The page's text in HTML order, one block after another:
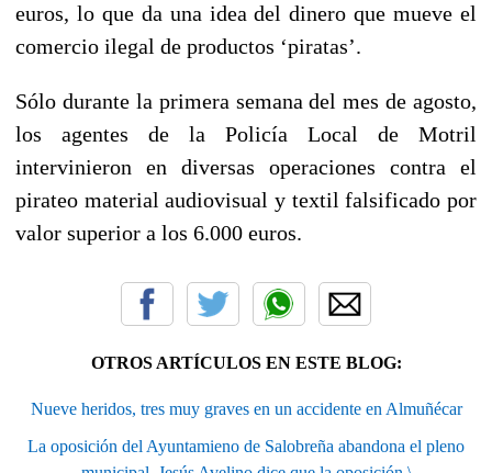
euros, lo que da una idea del dinero que mueve el
comercio ilegal de productos ‘piratas’.
Sólo durante la primera semana del mes de agosto,
los agentes de la Policía Local de Motril
intervinieron en diversas operaciones contra el
pirateo material audiovisual y textil falsificado por
valor superior a los 6.000 euros.
OTROS ARTÍCULOS EN ESTE BLOG:
Nueve heridos, tres muy graves en un accidente en Almuñécar
La oposición del Ayuntamieno de Salobreña abandona el pleno